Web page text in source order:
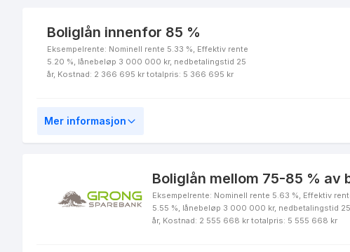
Boliglån innenfor 85 %
Eksempelrente: Nominell rente 5.33 %, Effektiv rente
5.20 %, lånebeløp 3 000 000 kr, nedbetalingstid 25
år, Kostnad: 2 366 695 kr totalpris: 5 366 695 kr
Mer informasjon
Boliglån mellom 75-85 % av
Eksempelrente: Nominell rente 5.63 %, Effektiv
5.55 %, lånebeløp 3 000 000 kr, nedbetalingstid 25
år, Kostnad: 2 555 668 kr totalpris: 5 555 668 kr